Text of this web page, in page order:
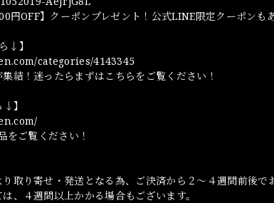
円OFF】クーポンプレゼント！公式LINE限定クーポンも
↓】
categories/4143345
結！迷ったらまずはこちらをご覧ください！
↓】
ご覧ください！
取り寄せ・発送となる為、ご決済から２～４週間前後で
、４週間以上かかる場合もございます。